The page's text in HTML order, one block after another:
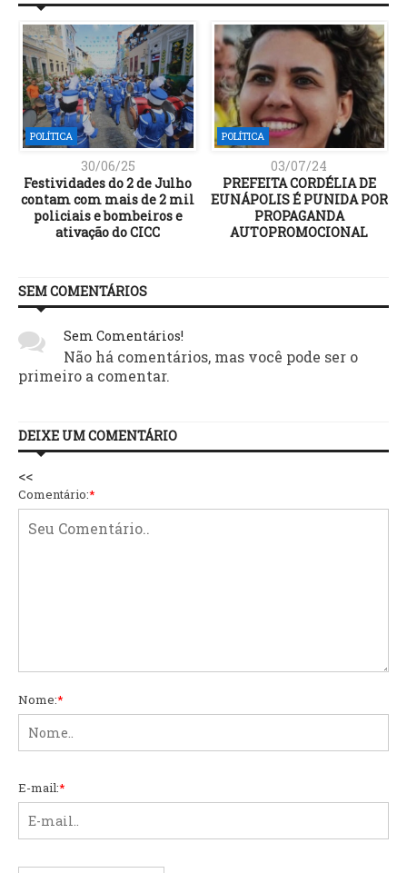
POLÍTICA
30/06/25
Festividades do 2 de Julho
contam com mais de 2 mil
policiais e bombeiros e
ativação do CICC
POLÍTICA
03/07/24
PREFEITA CORDÉLIA DE
EUNÁPOLIS É PUNIDA POR
PROPAGANDA
AUTOPROMOCIONAL
SEM COMENTÁRIOS
Sem Comentários!
Não há comentários, mas você pode ser o
primeiro a comentar.
DEIXE UM COMENTÁRIO
<<
Comentário:*
Nome:*
E-mail:*